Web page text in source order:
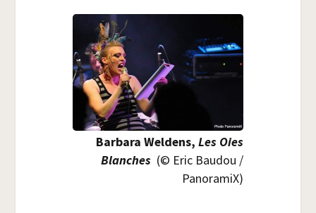
Bar­ba­ra Wel­dens, Les Oies
Blanches (© Eric Bau­dou /​
Pano­ra­miX)